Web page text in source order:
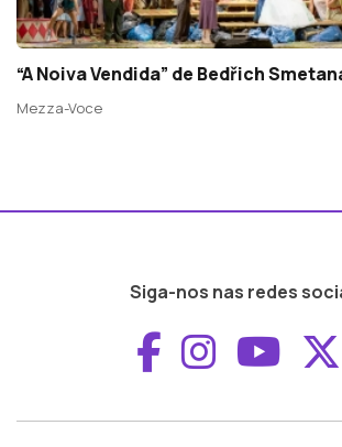
“A Noiva Vendida” de Bedřich
Mezza-Voce
Siga-nos nas redes
Aceder